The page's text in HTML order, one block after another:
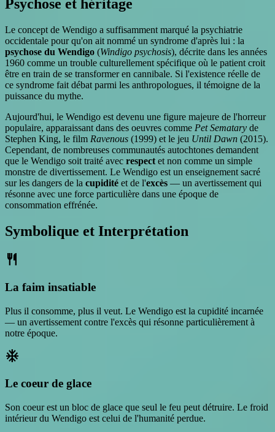
Psychose et héritage
Le concept de Wendigo a suffisamment marqué la psychiatrie
occidentale pour qu'on ait nommé un syndrome d'après lui : la
psychose du Wendigo (Windigo psychosis), décrite dans les années
1960 comme un trouble culturellement spécifique où le patient croit
être en train de se transformer en cannibale. Si l'existence réelle de
ce syndrome fait débat parmi les anthropologues, il témoigne de la
puissance du mythe.
Aujourd'hui, le Wendigo est devenu une figure majeure de l'horreur
populaire, apparaissant dans des oeuvres comme Pet Sematary de
Stephen King, le film Ravenous (1999) et le jeu Until Dawn (2015).
Cependant, de nombreuses communautés autochtones demandent
que le Wendigo soit traité avec respect et non comme un simple
monstre de divertissement. Le Wendigo est un enseignement sacré
sur les dangers de la cupidité et de l'excès — un avertissement qui
résonne avec une force particulière dans une époque de
consommation effrénée.
Symbolique et Interprétation
restaurant
La faim insatiable
Plus il consomme, plus il veut. Le Wendigo est la cupidité incarnée
— un avertissement contre l'excès qui résonne particulièrement à
notre époque.
ac_unit
Le coeur de glace
Son coeur est un bloc de glace que seul le feu peut détruire. Le froid
intérieur du Wendigo est celui de l'humanité perdue.